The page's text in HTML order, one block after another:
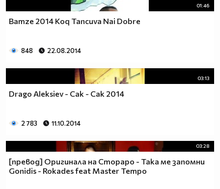
01:46
Bamze 2014 Koq Tancuva Nai Dobre
848 22.08.2014
03:13
Drago Aleksiev - Cak - Cak 2014
2 783 11.10.2014
03:28
[превод] Оригинала на Стораро - Така ме запомни
Gonidis - Rokades feat Master Tempo